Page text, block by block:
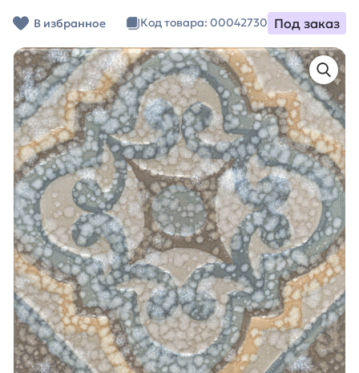
В избранное Код товара: 00042730 Под заказ